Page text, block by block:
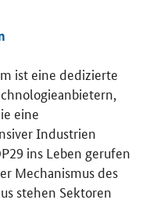
ist eine dedizierte
eine
Industrien
ins Leben gerufen
Mechanismus des
stehen Sektoren